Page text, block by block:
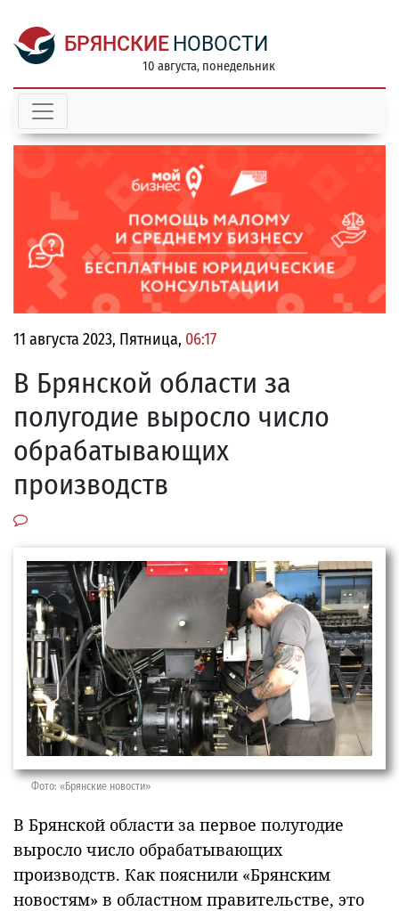
БРЯНСКИЕ НОВОСТИ
10 августа, понедельник
11 августа 2023, Пятница, 06:17
В Брянской области за
полугодие выросло число
обрабатывающих
производств
Фото: «Брянские новости»
В Брянской области за первое полугодие
выросло число обрабатывающих
производств. Как пояснили «Брянским
новостям» в областном правительстве, это